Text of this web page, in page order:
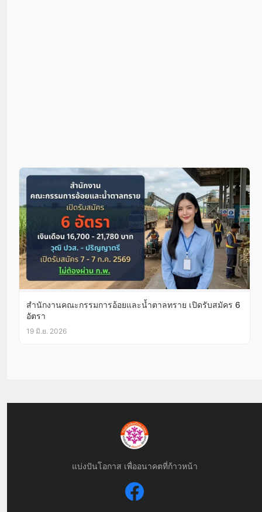
สำนักงานคณะกรรมการอ้อยและน้ำตาลทราย เปิดรับสมัคร 6
อัตรา
19 มิ.ย. 2026
แบ่งปันโอกาส เพื่ออนาคตที่ก้าวหน้า